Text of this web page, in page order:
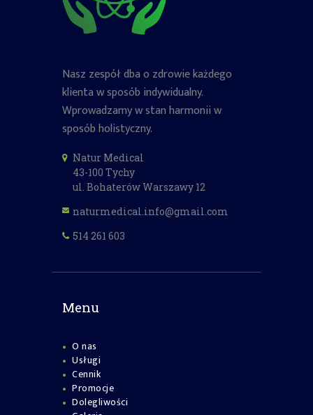
Nasz zespół dba o zdrowie każdego
klienta w sposób indywidualny.
Wprowadzamy w stan harmonii w
sposób holistyczny.
Natur Medical
43-100 Tychy
ul. Bohaterów Warszawy 12
naturmedical.info@gmail.com
514 261 603
Menu
O nas
Usługi
Cennik
Promocje
Dolegliwości